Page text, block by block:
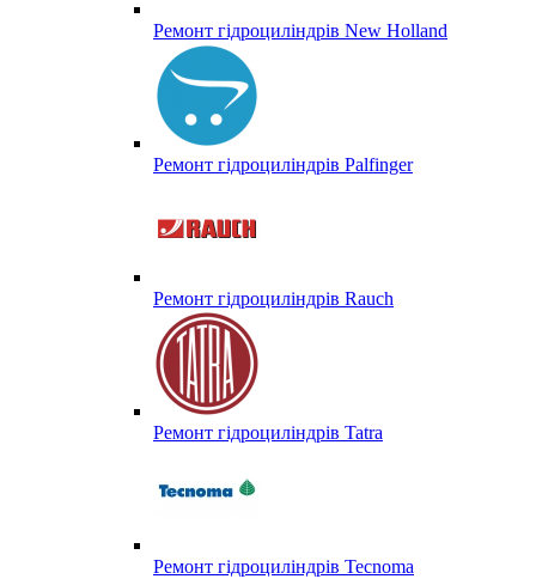
Ремонт гідроциліндрів New Holland
Ремонт гідроциліндрів Palfinger
Ремонт гідроциліндрів Rauch
Ремонт гідроциліндрів Tatra
Ремонт гідроциліндрів Tecnoma